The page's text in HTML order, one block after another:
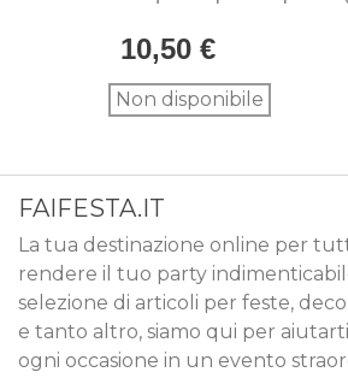
10,50 €
Non disponibile
FAIFESTA.IT
La tua destinazione online per
rendere il tuo party
selezione di articoli per feste,
e tanto altro, siamo qui per
ogni occasione in un evento